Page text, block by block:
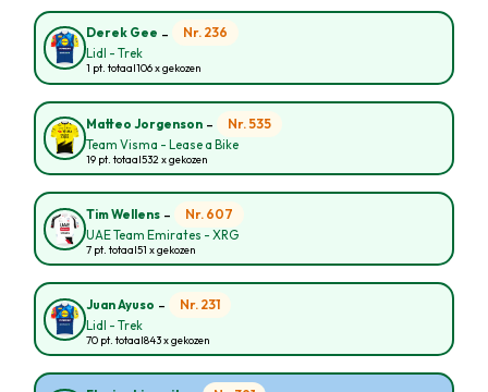
Derek Gee - Nr. 236
Lidl - Trek
1 pt. totaal106 x gekozen
Matteo Jorgenson - Nr. 535
Team Visma - Lease a Bike
19 pt. totaal532 x gekozen
Tim Wellens - Nr. 607
UAE Team Emirates - XRG
7 pt. totaal51 x gekozen
Juan Ayuso - Nr. 231
Lidl - Trek
70 pt. totaal843 x gekozen